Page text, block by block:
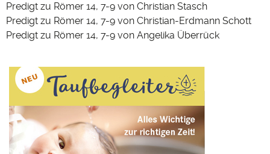
Predigt zu Römer 14, 7-9 von Christian Stasch
Predigt zu Römer 14, 7-9 von Christian-Erdmann Schott
Predigt zu Römer 14, 7-9 von Angelika Überrück